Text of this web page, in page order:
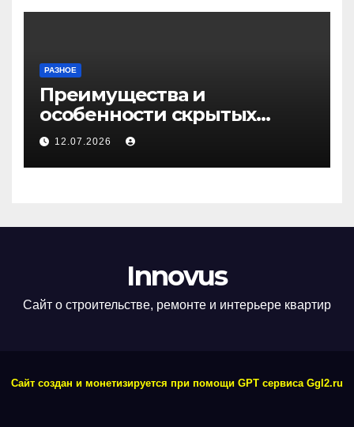
РАЗНОЕ
Преимущества и
особенности скрытых
дверей
12.07.2026
Innovus
Сайт о строительстве, ремонте и интерьере квартир
Сайт создан и монетизируется при помощи GPT сервиса Ggl2.ru